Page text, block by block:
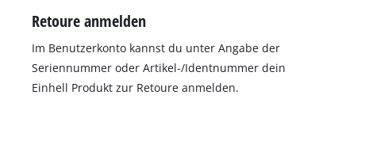
Retoure anmelden
Im Benutzerkonto kannst du unter Angabe der
Seriennummer oder Artikel‐/Identnummer dein
Einhell Produkt zur Retoure anmelden.